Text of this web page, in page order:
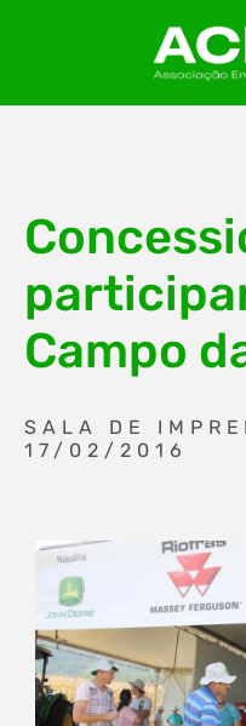
Campo
SALA DE
17/02/2016